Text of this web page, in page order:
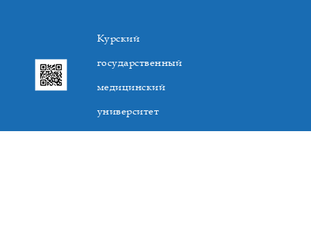
Курский
государственный
медицинский
университет